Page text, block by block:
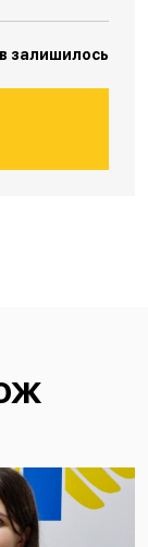
залишилось